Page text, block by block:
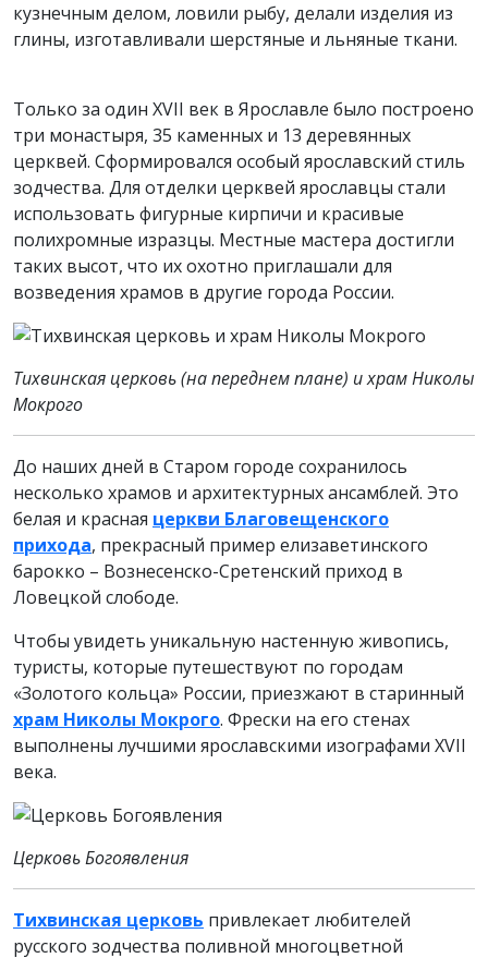
кузнечным делом, ловили рыбу, делали изделия из
глины, изготавливали шерстяные и льняные ткани.
Только за один XVII век в Ярославле было построено
три монастыря, 35 каменных и 13 деревянных
церквей. Сформировался особый ярославский стиль
зодчества. Для отделки церквей ярославцы стали
использовать фигурные кирпичи и красивые
полихромные изразцы. Местные мастера достигли
таких высот, что их охотно приглашали для
возведения храмов в другие города России.
Тихвинская церковь (на переднем плане) и храм Николы
Мокрого
До наших дней в Старом городе сохранилось
несколько храмов и архитектурных ансамблей. Это
белая и красная церкви Благовещенского
прихода, прекрасный пример елизаветинского
барокко – Вознесенско-Сретенский приход в
Ловецкой слободе.
Чтобы увидеть уникальную настенную живопись,
туристы, которые путешествуют по городам
«Золотого кольца» России, приезжают в старинный
храм Николы Мокрого. Фрески на его стенах
выполнены лучшими ярославскими изографами XVII
века.
Церковь Богоявления
Тихвинская церковь привлекает любителей
русского зодчества поливной многоцветной